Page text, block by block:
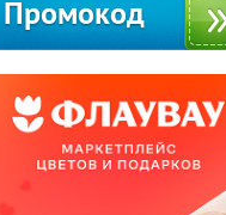
Промокод